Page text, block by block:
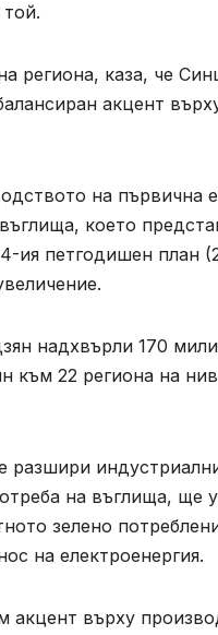
региона, каза, че
акцент
на първична
което
петгодишен план
надхвърли 170
към 22 региона на
на въглища, ще
зелено
на електроенергия.
акцент върху